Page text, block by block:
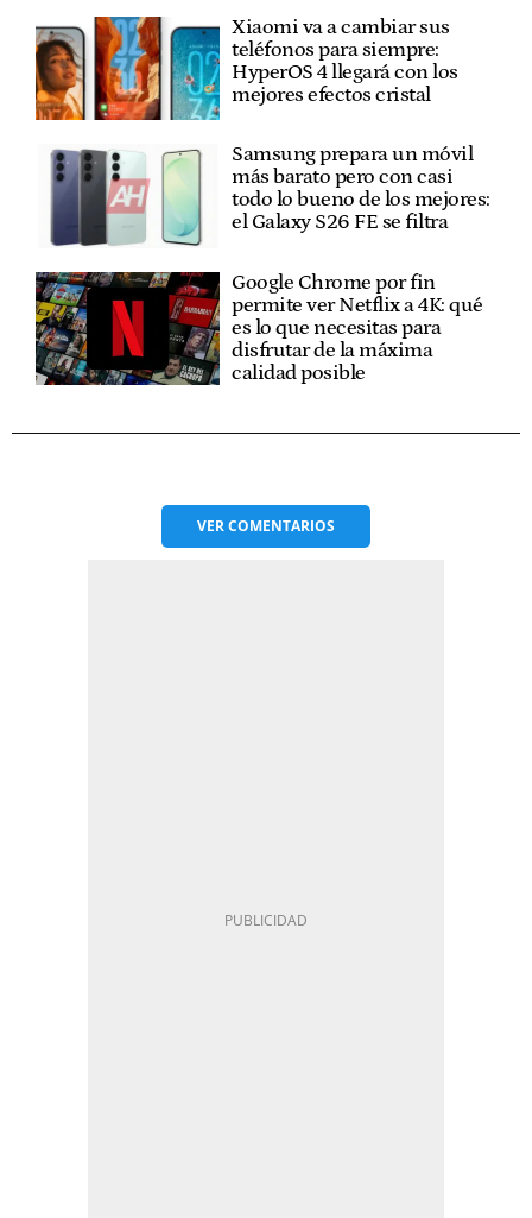
Xiaomi va a cambiar sus
teléfonos para siempre:
HyperOS 4 llegará con los
mejores efectos cristal
Samsung prepara un móvil
más barato pero con casi
todo lo bueno de los mejores:
el Galaxy S26 FE se filtra
Google Chrome por fin
permite ver Netflix a 4K: qué
es lo que necesitas para
disfrutar de la máxima
calidad posible
VERCOMENTARIOS